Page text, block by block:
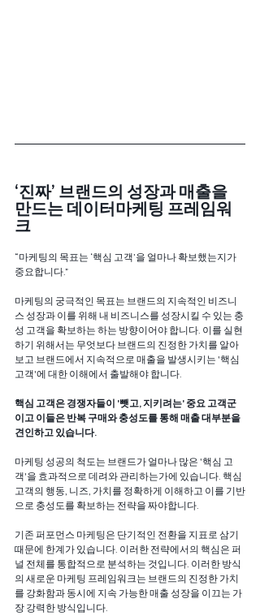
‘진짜’ 브랜드의 성장과 매출을
만드는 데이터마케팅 프레임워
크
“마케팅의 목표는 ‘핵심 고객’을 얼마나 확보했는지가
중요합니다.”
마케팅의 궁극적인 목표는 브랜드의 지속적인 비즈니
스 성장과 이를 위해 내 비즈니스를 성장시킬 수 있는 충
성 고객을 확보하는 하는 방향이어야 합니다. 이를 실현
하기 위해서는 무엇보다 브랜드의 진정한 가치를 알아
보고 브랜드에서 지속적으로 매출을 발생시키는 '핵심
고객'에 대한 이해에서 출발해야 합니다.
핵심 고객은 경쟁자들이 '뺏고, 지키려는' 중요 고객군
이고 이들은 반복 구매와 충성도를 통해 매출 대부분을
견인하고 있습니다.
마케팅 성공의 척도는 브랜드가 얼마나 많은 '핵심 고
객'을 효과적으로 데려와 관리하는가에 있습니다. 핵심
고객의 행동, 니즈, 가치를 정확하게 이해하고 이를 기반
으로 충성도를 확보하는 전략을 짜야합니다.
기존 퍼포먼스 마케팅은 단기적인 전환을 지표로 삼기
때문에 한계가 있습니다. 이러한 전략에서의 핵심은 퍼
널 전체를 통합적으로 분석하는 것입니다. 이러한 방식
의 새로운 마케팅 프레임워크는 브랜드의 진정한 가치
를 강화함과 동시에 지속 가능한 매출 성장을 이끄는 가
장 강력한 방식입니다.